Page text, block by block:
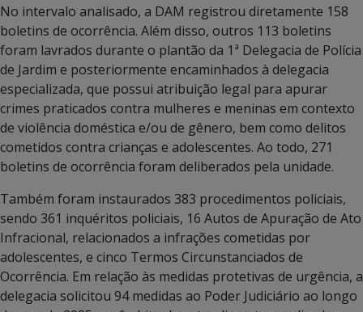
No intervalo analisado, a DAM registrou diretamente 158
boletins de ocorrência. Além disso, outros 113 boletins
foram lavrados durante o plantão da 1ª Delegacia de Polícia
de Jardim e posteriormente encaminhados à delegacia
especializada, que possui atribuição legal para apurar
crimes praticados contra mulheres e meninas em contexto
de violência doméstica e/ou de gênero, bem como delitos
cometidos contra crianças e adolescentes. Ao todo, 271
boletins de ocorrência foram deliberados pela unidade.
Também foram instaurados 383 procedimentos policiais,
sendo 361 inquéritos policiais, 16 Autos de Apuração de Ato
Infracional, relacionados a infrações cometidas por
adolescentes, e cinco Termos Circunstanciados de
Ocorrência. Em relação às medidas protetivas de urgência, a
delegacia solicitou 94 medidas ao Poder Judiciário ao longo